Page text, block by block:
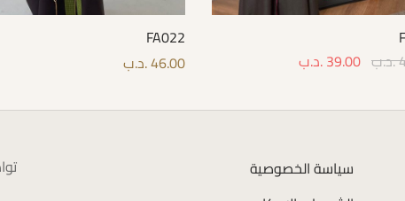
.د.ب 39.00.د.ب
FA022
46.00.د.ب
سياسة الخصوصية